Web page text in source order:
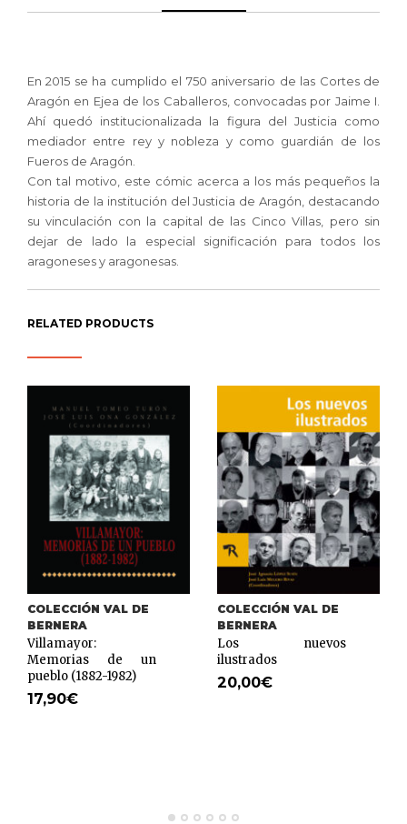
En 2015 se ha cumplido el 750 aniversario de las Cortes de
Aragón en Ejea de los Caballeros, convocadas por Jaime I.
Ahí quedó institucionalizada la figura del Justicia como
mediador entre rey y nobleza y como guardián de los
Fueros de Aragón.
Con tal motivo, este cómic acerca a los más pequeños la
historia de la institución del Justicia de Aragón, destacando
su vinculación con la capital de las Cinco Villas, pero sin
dejar de lado la especial significación para todos los
aragoneses y aragonesas.
RELATED PRODUCTS
COLECCIÓN VAL DE
BERNERA
Villamayor:
Memorias de un
pueblo (1882-1982)
17,90€
COLECCIÓN VAL DE
BERNERA
Los nuevos
ilustrados
20,00€